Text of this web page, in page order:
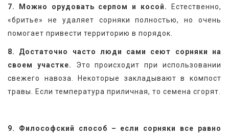
7. Можно орудовать серпом и косой.
Естественно,
«бритье» не удаляет сорняки полностью, но очень
помогает привести территорию в порядок.
8. Достаточно часто люди сами сеют сорняки на
своем участке.
Это происходит при использовании
свежего навоза. Некоторые закладывают в компост
травы. Если температура приличная, то семена сгорят.
9. Философский способ – если сорняки все равно